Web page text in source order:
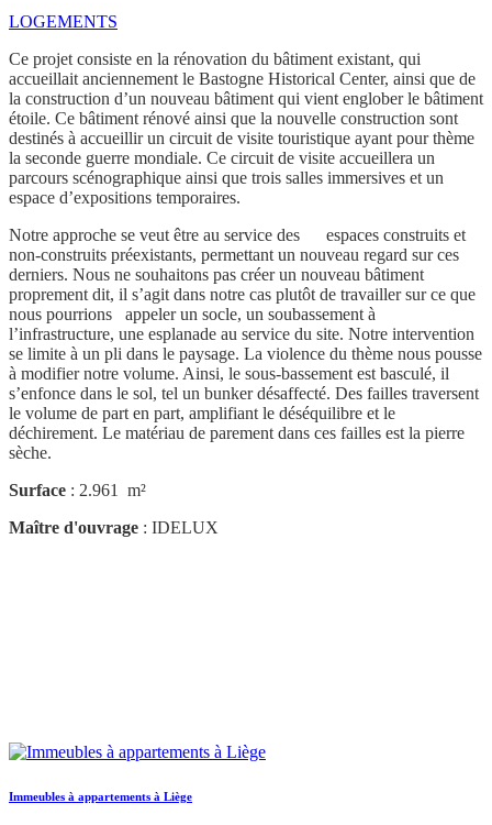
LOGEMENTS
Ce projet consiste en la rénovation du bâtiment existant, qui
accueillait anciennement le Bastogne Historical Center, ainsi que de
la construction d’un nouveau bâtiment qui vient englober le bâtiment
étoile. Ce bâtiment rénové ainsi que la nouvelle construction sont
destinés à accueillir un circuit de visite touristique ayant pour thème
la seconde guerre mondiale. Ce circuit de visite accueillera un
parcours scénographique ainsi que trois salles immersives et un
espace d’expositions temporaires.
Notre approche se veut être au service des espaces construits et
non-construits préexistants, permettant un nouveau regard sur ces
derniers. Nous ne souhaitons pas créer un nouveau bâtiment
proprement dit, il s’agit dans notre cas plutôt de travailler sur ce que
nous pourrions appeler un socle, un soubassement à
l’infrastructure, une esplanade au service du site. Notre intervention
se limite à un pli dans le paysage. La violence du thème nous pousse
à modifier notre volume. Ainsi, le sous-bassement est basculé, il
s’enfonce dans le sol, tel un bunker désaffecté. Des failles traversent
le volume de part en part, amplifiant le déséquilibre et le
déchirement. Le matériau de parement dans ces failles est la pierre
sèche.
Surface : 2.961 m²
Maître d'ouvrage : IDELUX
Immeubles à appartements à Liège